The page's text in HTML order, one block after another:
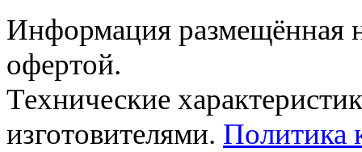
Информация размещённая
офертой.
Технические
изготовителями. Политика